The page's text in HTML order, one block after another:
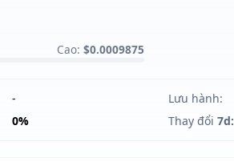
Cao: $0.0009875
- Lưu hành:
0% Thay đổi 7d: